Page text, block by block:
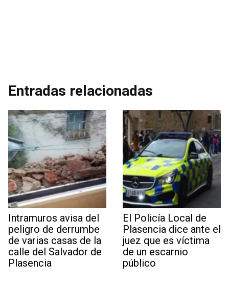
Entradas relacionadas
Intramuros avisa del
peligro de derrumbe
de varias casas de la
calle del Salvador de
Plasencia
El Policía Local de
Plasencia dice ante el
juez que es víctima
de un escarnio
público